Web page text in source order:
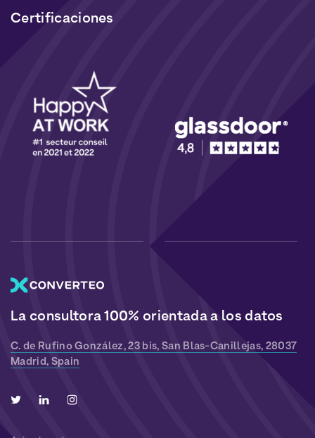
La consultora 100% orientada a los datos
C. de Rufino González, 23 bis, San Blas-Canillejas, 28037
Madrid, Spain
Certificaciones